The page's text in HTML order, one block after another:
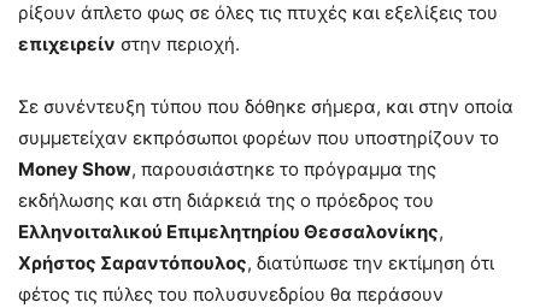
ρίξουν άπλετο φως σε όλες τις πτυχές και εξελίξεις του
επιχειρείν στην περιοχή.
Σε συνέντευξη τύπου που δόθηκε σήμερα, και στην οποία
συμμετείχαν εκπρόσωποι φορέων που υποστηρίζουν το
Money Show, παρουσιάστηκε το πρόγραμμα της
εκδήλωσης και στη διάρκειά της ο πρόεδρος του
Ελληνοιταλικού Επιμελητηρίου Θεσσαλονίκης,
Χρήστος Σαραντόπουλος, διατύπωσε την εκτίμηση ότι
φέτος τις πύλες του πολυσυνεδρίου θα περάσουν